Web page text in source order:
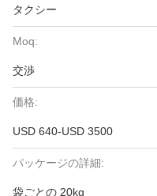
タクシー
Moq:
交渉
価格:
USD 640-USD 3500
パッケージの詳細:
袋ごとの 20kg